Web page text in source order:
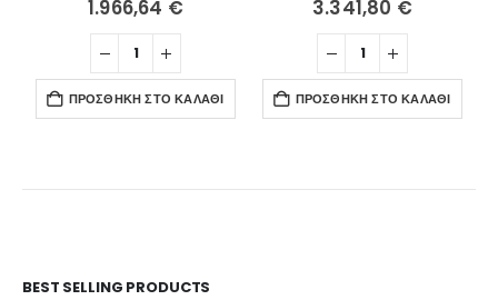
1.966,64 €
ΠΡΟΣΘΉΚΗ ΣΤΟ ΚΑΛΆΘΙ
3.341,80 €
ΠΡΟΣΘΉΚΗ ΣΤΟ ΚΑΛΆΘΙ
BEST SELLING PRODUCTS
Ο Λογαριασμός μου